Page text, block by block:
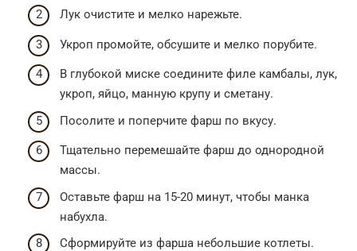
Лук очистите и мелко нарежьте.
Укроп промойте, обсушите и мелко порубите.
В глубокой миске соедините филе камбалы, лук,
укроп, яйцо, манную крупу и сметану.
Посолите и поперчите фарш по вкусу.
Тщательно перемешайте фарш до однородной
массы.
Оставьте фарш на 15-20 минут, чтобы манка
набухла.
Сформируйте из фарша небольшие котлеты.